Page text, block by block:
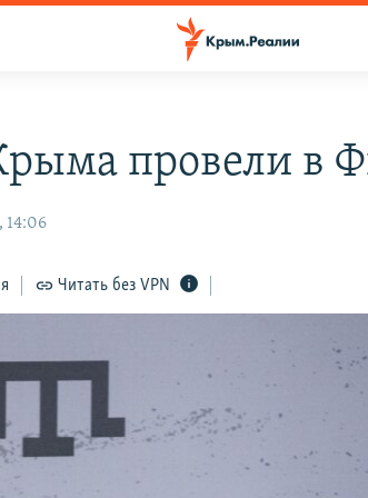
провели в
14:06
Читать без VPN